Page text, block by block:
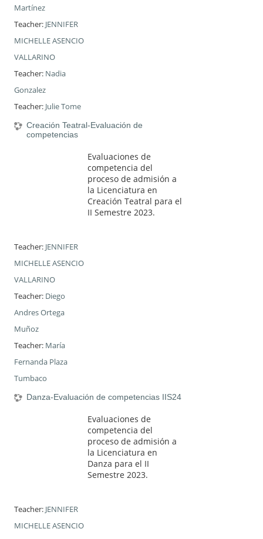
Martínez
Teacher: JENNIFER
MICHELLE ASENCIO
VALLARINO
Teacher: Nadia
Gonzalez
Teacher: Julie Tome
Creación Teatral-Evaluación de
competencias
Evaluaciones de
competencia del
proceso de admisión a
la Licenciatura en
Creación Teatral para el
II Semestre 2023.
Teacher: JENNIFER
MICHELLE ASENCIO
VALLARINO
Teacher: Diego
Andres Ortega
Muñoz
Teacher: María
Fernanda Plaza
Tumbaco
Danza-Evaluación de competencias IIS24
Evaluaciones de
competencia del
proceso de admisión a
la Licenciatura en
Danza para el II
Semestre 2023.
Teacher: JENNIFER
MICHELLE ASENCIO